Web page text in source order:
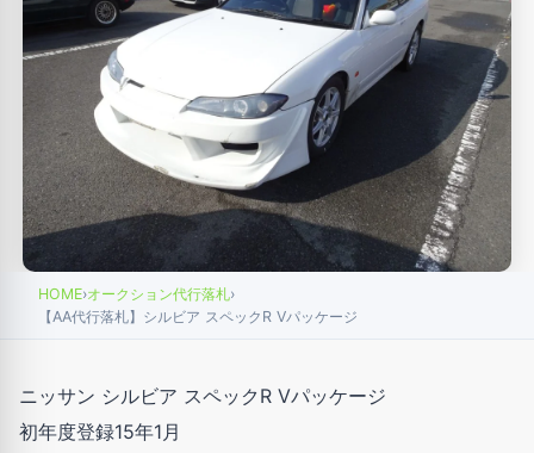
HOME›オークション代行落札›
【AA代行落札】シルビア スペックR Vパッケージ
ニッサン シルビア スペックR Vパッケージ
初年度登録15年1月